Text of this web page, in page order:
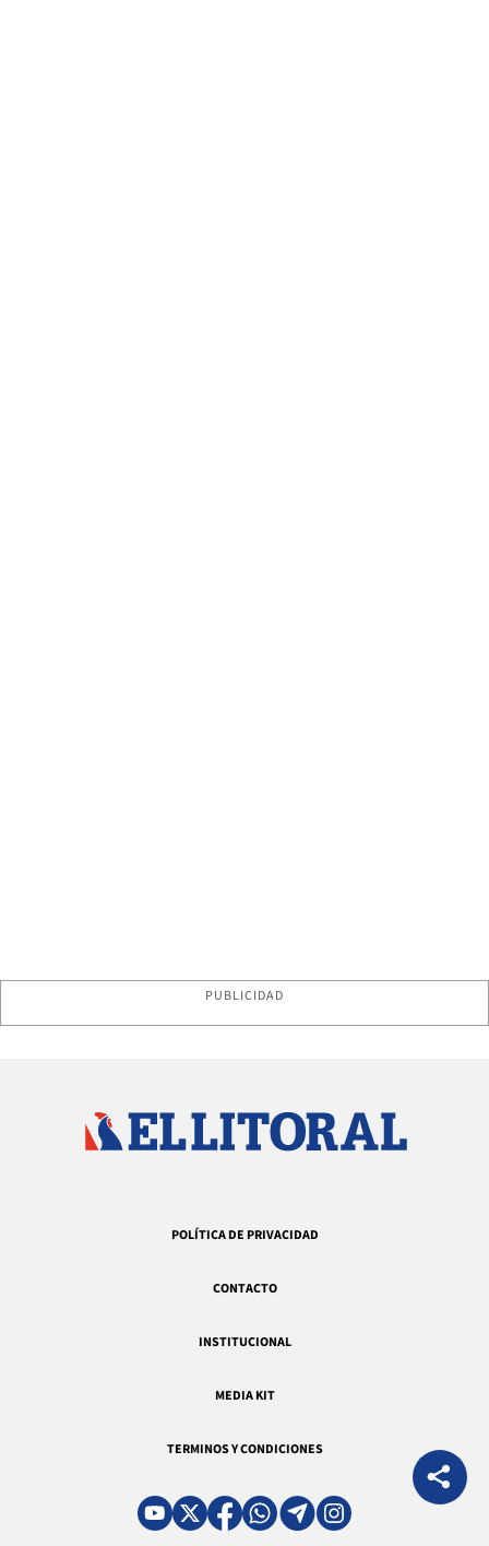
PUBLICIDAD
POLÍTICA DE PRIVACIDAD
CONTACTO
INSTITUCIONAL
MEDIA KIT
TERMINOS Y CONDICIONES